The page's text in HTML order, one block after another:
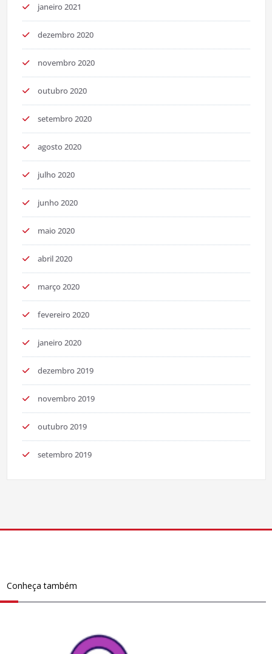
janeiro 2021
dezembro 2020
novembro 2020
outubro 2020
setembro 2020
agosto 2020
julho 2020
junho 2020
maio 2020
abril 2020
março 2020
fevereiro 2020
janeiro 2020
dezembro 2019
novembro 2019
outubro 2019
setembro 2019
Conheça também